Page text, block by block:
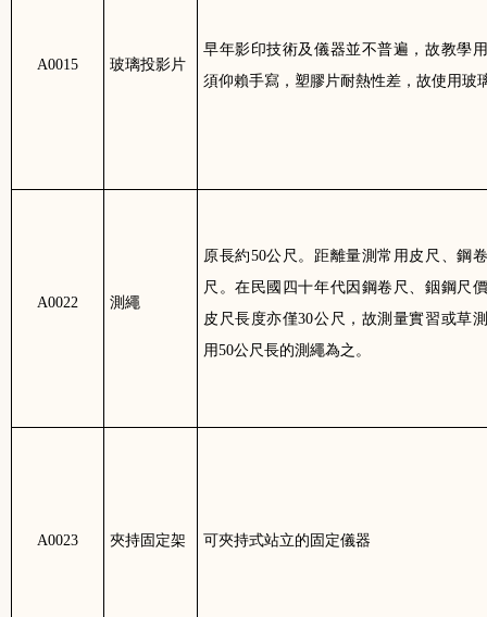
A0015 玻璃投影片
早年影印技術及儀器並不普遍，故教學
須仰賴手寫，塑膠片耐熱性差，故使用玻
A0022 測繩
原長約50公尺。距離量測常用皮尺、鋼
尺。在民國四十年代因鋼卷尺、銦鋼尺
皮尺長度亦僅30公尺，故測量實習或草
用50公尺長的測繩為之。
A0023 夾持固定架 可夾持式站立的固定儀器